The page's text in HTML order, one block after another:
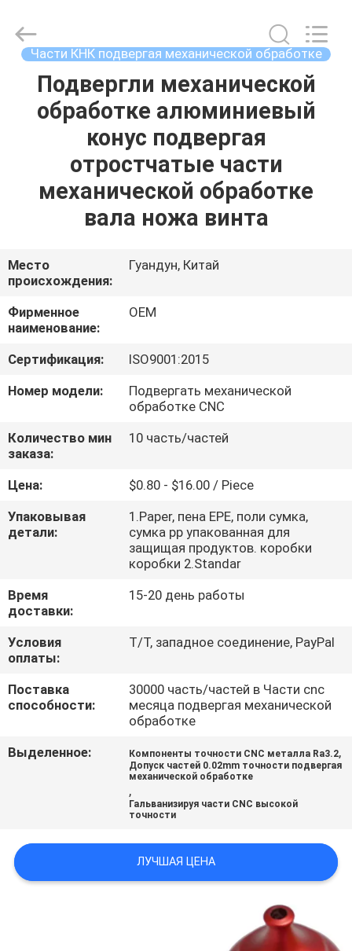
ДОМОЙ
ПРОДУКТЫ
ЭКСКУРСИЯ
ПО
ЗАВОДУ
КОНТРОЛЬ
КАЧЕСТВА
СВЯЖИТЕСЬ
НАМИ
НОВОСТИ
ЗАПРОСИТЕ
ЦИТАТУ
САЙТА
ПОЛИТИКА
КОНФИДЕНЦИАЛЬНОСТИ
Technology
Части КНК подвергая механической обработке
Подвергли механической
обработке алюминиевый
конус подвергая
отростчатые части
механической обработке
вала ножа винта
Место
происхождения:
Гуандун, Китай
Фирменное
наименование:
OEM
Сертификация:
ISO9001:2015
Номер модели:
Подвергать механической
обработке CNC
Количество мин
заказа:
10 часть/частей
Цена:
$0.80 - $16.00 / Piece
Упаковывая
детали:
1.Paper, пена EPE, поли сумка,
сумка pp упакованная для
защищая продуктов. коробки
коробки 2.Standar
Время
доставки:
15-20 день работы
Условия
оплаты:
T/T, западное соединение, PayPal
Поставка
способности:
30000 часть/частей в Части cnc
месяца подвергая механической
обработке
Выделенное:
Компоненты точности CNC металла Ra3.2,
Допуск частей 0.02mm точности подвергая
механической обработке
,
Гальванизируя части CNC высокой
точности
ЛУЧШАЯ ЦЕНА